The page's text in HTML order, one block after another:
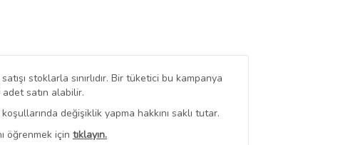
stoklarla sınırlıdır. Bir tüketici bu kampanya
satın alabilir.
değişiklik yapma hakkını saklı tutar.
öğrenmek için tıklayın.